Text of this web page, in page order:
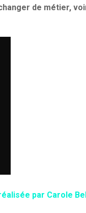
de métier,
par Carole